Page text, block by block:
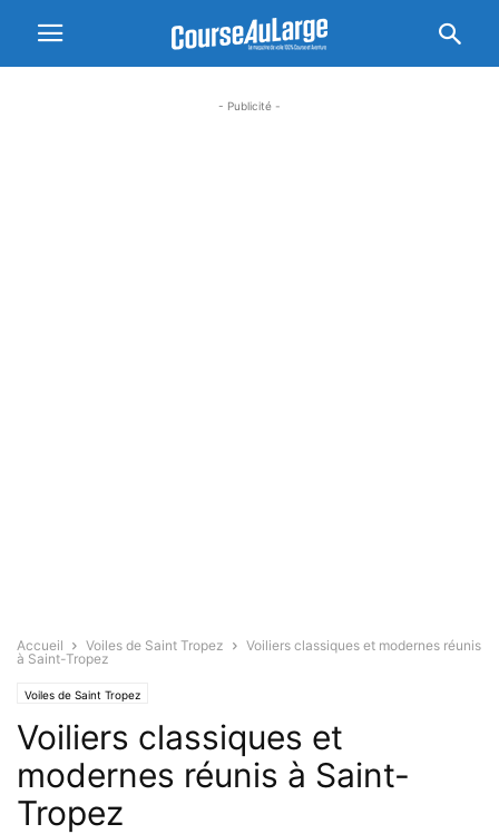
- Publicité -
Accueil Voiles de Saint Tropez
Voiliers classiques et modernes réunis
à Saint-Tropez
Voiles de Saint Tropez
Voiliers classiques et
modernes réunis à Saint-
Tropez